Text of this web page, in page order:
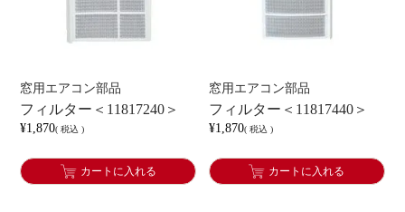
窓用エアコン部品
フィルター＜11817240＞
¥1,870 税込
カートに入れる
窓用エアコン部品
フィルター＜11817440＞
¥1,870 税込
カートに入れる